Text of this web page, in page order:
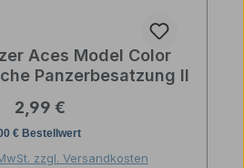
Aces Model Color
Panzerbesatzung II
Regulärer Preis:
2,99 €
zzgl. Versandkosten